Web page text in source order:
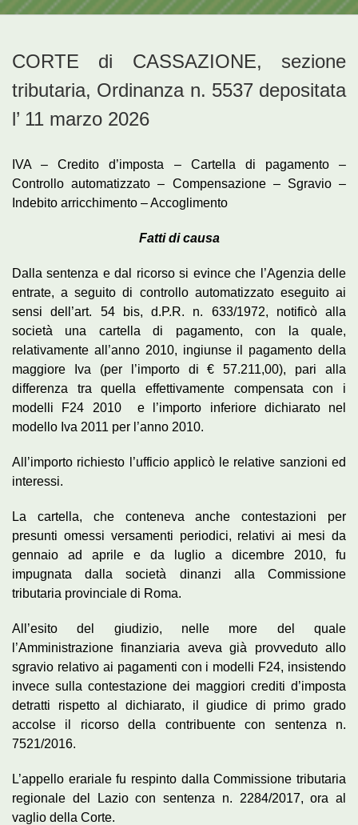
CORTE di CASSAZIONE, sezione
tributaria, Ordinanza n. 5537 depositata
l’ 11 marzo 2026
IVA – Credito d’imposta – Cartella di pagamento –
Controllo automatizzato – Compensazione – Sgravio –
Indebito arricchimento – Accoglimento
Fatti di causa
Dalla sentenza e dal ricorso si evince che l’Agenzia delle
entrate, a seguito di controllo automatizzato eseguito ai
sensi dell’art. 54 bis, d.P.R. n. 633/1972, notificò alla
società una cartella di pagamento, con la quale,
relativamente all’anno 2010, ingiunse il pagamento della
maggiore Iva (per l’importo di € 57.211,00), pari alla
differenza tra quella effettivamente compensata con i
modelli F24 2010 e l’importo inferiore dichiarato nel
modello Iva 2011 per l’anno 2010.
All’importo richiesto l’ufficio applicò le relative sanzioni ed
interessi.
La cartella, che conteneva anche contestazioni per
presunti omessi versamenti periodici, relativi ai mesi da
gennaio ad aprile e da luglio a dicembre 2010, fu
impugnata dalla società dinanzi alla Commissione
tributaria provinciale di Roma.
All’esito del giudizio, nelle more del quale
l’Amministrazione finanziaria aveva già provveduto allo
sgravio relativo ai pagamenti con i modelli F24, insistendo
invece sulla contestazione dei maggiori crediti d’imposta
detratti rispetto al dichiarato, il giudice di primo grado
accolse il ricorso della contribuente con sentenza n.
7521/2016.
L’appello erariale fu respinto dalla Commissione tributaria
regionale del Lazio con sentenza n. 2284/2017, ora al
vaglio della Corte.